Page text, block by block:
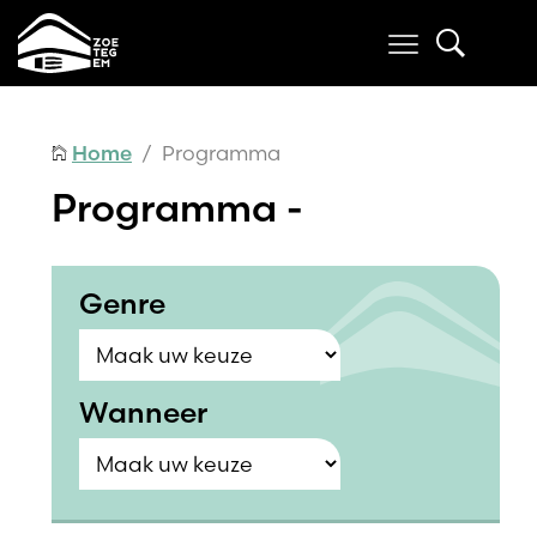
Home / Programma
Programma -
Genre
Wanneer